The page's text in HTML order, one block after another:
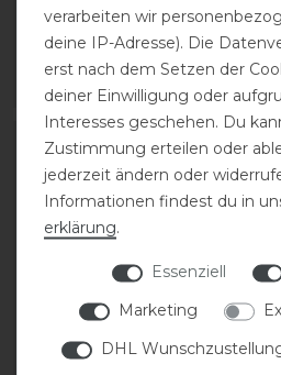
129,95 € *
ARTIKEL MERKEN
verarbeiten wir
deine IP-Adresse). Die
erst nach dem Setzen der
deiner Einwilligung oder
Interesses geschehen. Du
Zustimmung erteilen oder
jederzeit ändern oder
Informationen findest du in
erklärung.
Essenziell
Marketing
DHL